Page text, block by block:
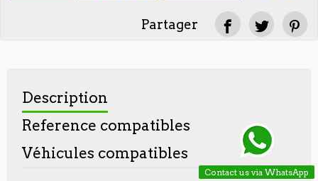
Partager
Description
Reference compatibles
Véhicules compatibles
Contact us via WhatsApp